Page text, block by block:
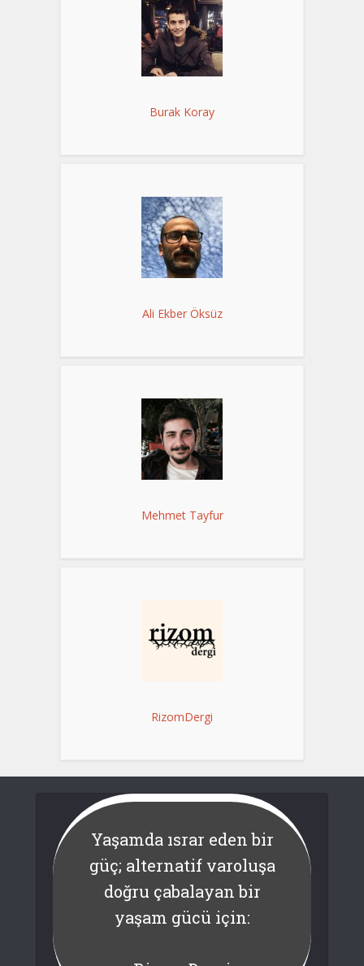
Burak Koray
Ali Ekber Öksüz
Mehmet Tayfur
RizomDergi
Yaşamda ısrar eden bir
güç; alternatif varoluşa
doğru çabalayan bir
yaşam gücü için: